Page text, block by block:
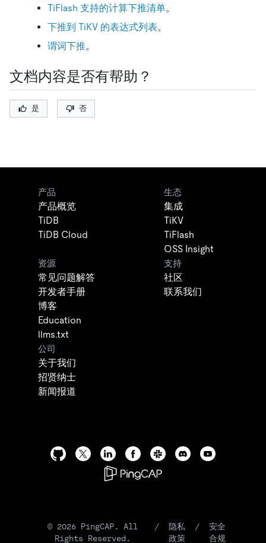
TiFlash 支持的计算下推清单。
下推到 TiKV 的表达式列表。
谓词下推。
文档内容是否有帮助？
是 否
产品
产品概览
TiDB
TiDB Cloud
生态
集成
TiKV
TiFlash
OSS Insight
资源
常见问题解答
开发者手册
博客
Education
llms.txt
支持
社区
联系我们
公司
关于我们
招贤纳士
新闻报道
© 2026 PingCAP. All
Rights Reserved.
/
隐私
政策
/
安全
合规